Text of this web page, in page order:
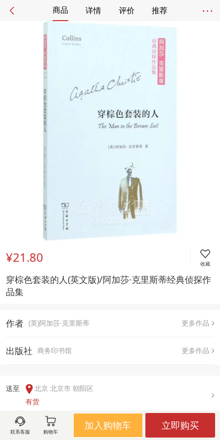
商品 详情 评价 推荐
¥21.80 收藏
穿棕色套装的人(英文版)/阿加莎·克里斯蒂经典侦探作
品集
作者 (英)阿加莎·克里斯蒂 更多作品
出版社 商务印书馆 更多作品
送至
北京 北京市 朝阳区
有货
用户评论(
联系客服 购物车
加入购物车 立即购买